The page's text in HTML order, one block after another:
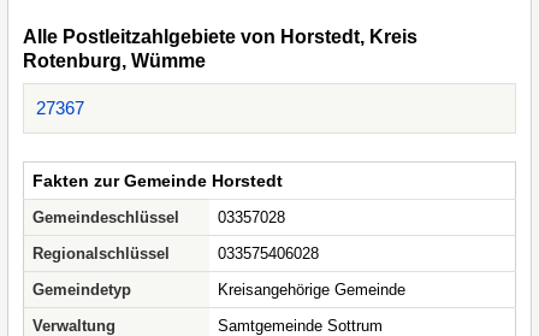
Alle Postleitzahlgebiete von Horstedt, Kreis
Rotenburg, Wümme
27367
Fakten zur Gemeinde Horstedt
Gemeindeschlüssel
03357028
Regionalschlüssel
033575406028
Gemeindetyp
Kreisangehörige Gemeinde
Verwaltung
Samtgemeinde Sottrum